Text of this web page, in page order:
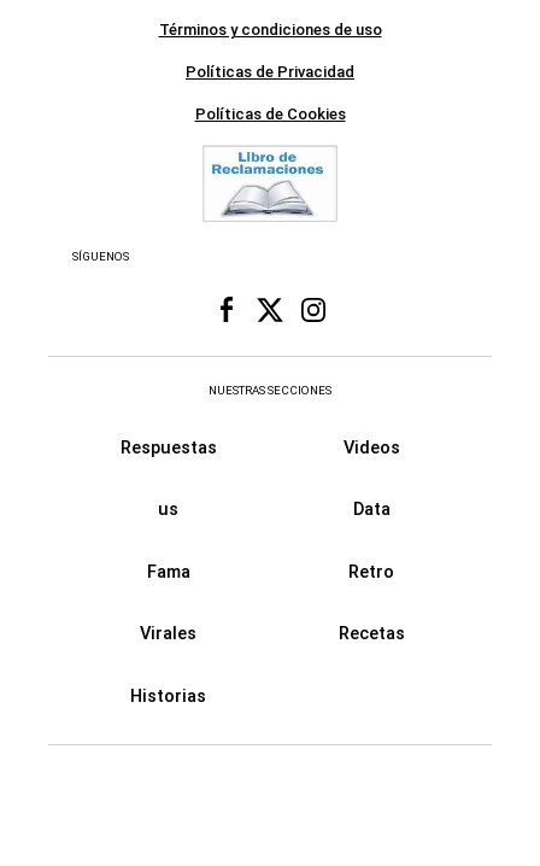
Términos y condiciones de uso
Políticas de Privacidad
Políticas de Cookies
SÍGUENOS
NUESTRAS SECCIONES
Respuestas Videos
us Data
Fama Retro
Virales Recetas
Historias